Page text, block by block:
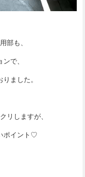
部も、
で、
ました。
リしますが、
ポイント♡